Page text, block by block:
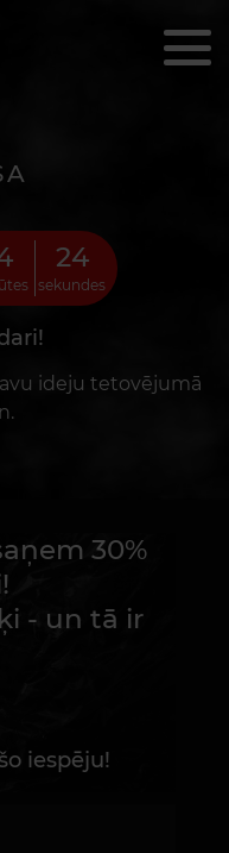
22
sekundes
ideju tetovējumā
30%
- un tā ir
iespēju!